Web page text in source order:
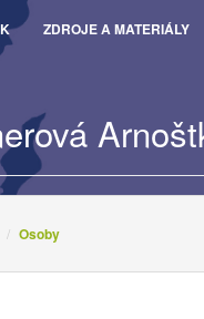
ZDROJE A MATERIÁLY
Osoby